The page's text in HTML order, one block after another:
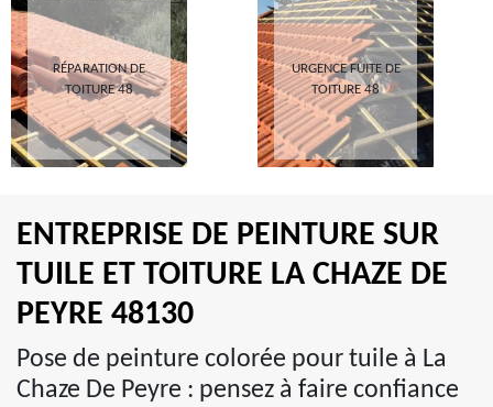
RÉPARATION DE
TOITURE 48
URGENCE FUITE DE
TOITURE 48
ENTREPRISE DE PEINTURE SUR
TUILE ET TOITURE LA CHAZE DE
PEYRE 48130
Pose de peinture colorée pour tuile à La
Chaze De Peyre : pensez à faire confiance